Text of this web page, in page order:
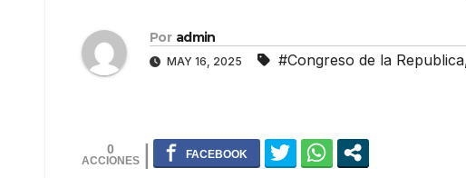
Por admin
MAY 16, 2025 #Congreso de la Republica
0